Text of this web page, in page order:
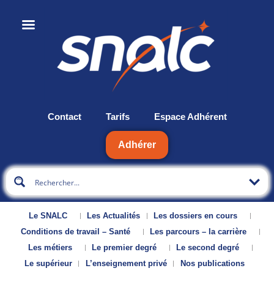
Contact Tarifs Espace Adhérent
Adhérer
Le SNALC Les Actualités
Les dossiers en cours
Conditions de travail – Santé
Les parcours – la carrière
Les métiers
Le premier degré
Le second degré
Le supérieur
L’enseignement privé Nos publications